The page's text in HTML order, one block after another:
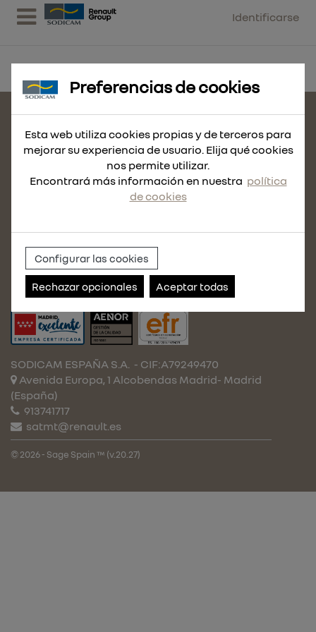
Identificarse
MAPA DEL SITIO
POLÍTICA DE COOKIES
AVISO LEGAL
CONDICIONES DE VENTA
POLÍTICA DE CALIDAD
POLÍTICA DE USO
ACCEDE A NUESTRO CANAL DE DENUNCIAS
SODICAM ESPAÑA S.A. - CIF:A79249470
Avenida Europa, 1 Alcobendas Madrid- Madrid
(España)
913741717
satmt@renault.es
© 2026 - Sage Spain ™ (v.20.27)
Preferencias de cookies
Esta web utiliza cookies propias y de terceros para
mejorar su experiencia de usuario. Elija qué cookies
nos permite utilizar.
Encontrará más información en nuestra política
de cookies
Configurar las cookies
Rechazar opcionales Aceptar todas